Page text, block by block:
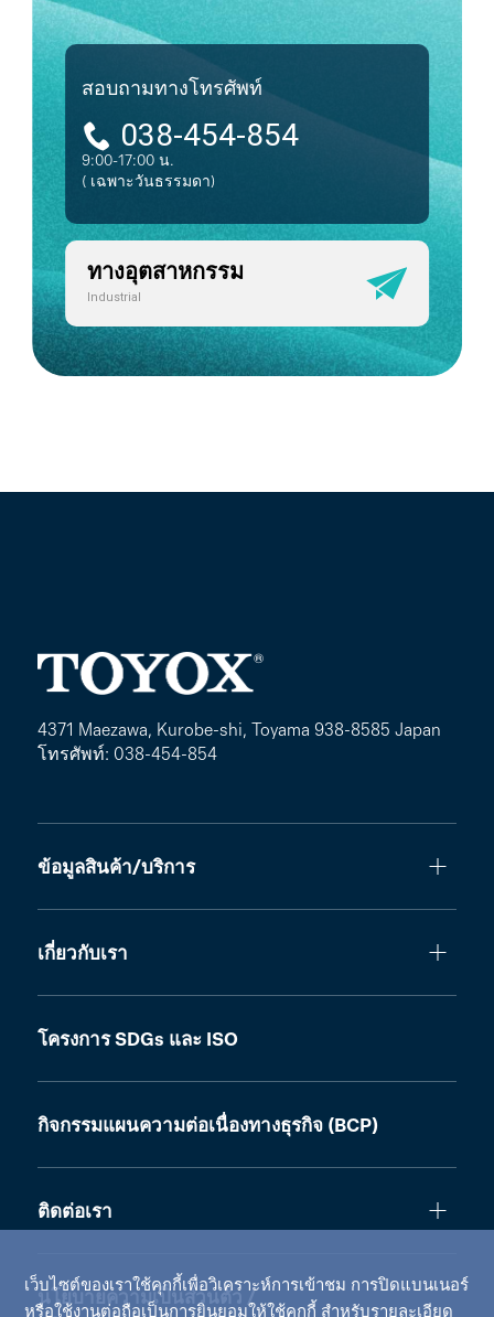
เว็บไซต์ของเราใช้คุกกี้เพื่อวิเคราะห์การเข้าชม การปิดแบนเนอร์
หรือใช้งานต่อถือเป็นการยินยอมให้ใช้คุกกี้ สำหรับรายละเอียด
สอบถามทางโทรศัพท์
038-454-854
9:00-17:00 น.
( เฉพาะวันธรรมดา)
ทางอุตสาหกรรม
Industrial
4371 Maezawa, Kurobe-shi, Toyama 938-8585 Japan
โทรศัพท์: 038-454-854
ข้อมูลสินค้า/บริการ
เกี่ยวกับเรา
โครงการ SDGs และ ISO
กิจกรรมแผนความต่อเนื่องทางธุรกิจ (BCP)
ติดต่อเรา
นโยบายความเป็นส่วนตัว /